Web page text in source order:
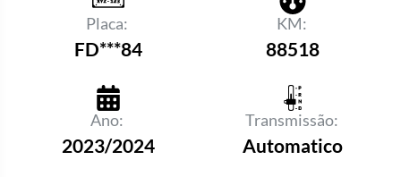
Placa:
FD***84
KM:
88518
Ano:
2023/2024
Transmissão:
Automatico